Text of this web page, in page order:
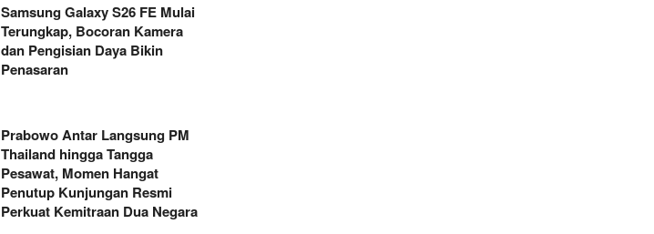
Samsung Galaxy S26 FE Mulai
Terungkap, Bocoran Kamera
dan Pengisian Daya Bikin
Penasaran
Prabowo Antar Langsung PM
Thailand hingga Tangga
Pesawat, Momen Hangat
Penutup Kunjungan Resmi
Perkuat Kemitraan Dua Negara